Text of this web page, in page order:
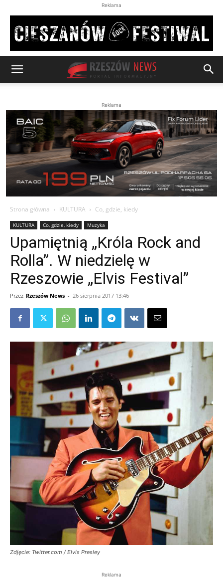
Reklama
Reklama
Strona główna KULTURA Co, gdzie, kiedy
KULTURA Co, gdzie, kiedy Muzyka
Upamiętnią „Króla Rock and
Rolla”. W niedzielę w
Rzeszowie „Elvis Festival”
Przez Rzeszów News - 26 sierpnia 2017 13:46
Zdjęcie: Twitter.com / Elvis Presley
Reklama